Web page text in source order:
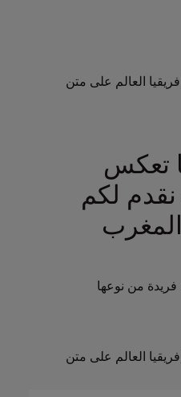
العالم على متن
تعكس
لكم
فريدة من نوعها
العالم على متن